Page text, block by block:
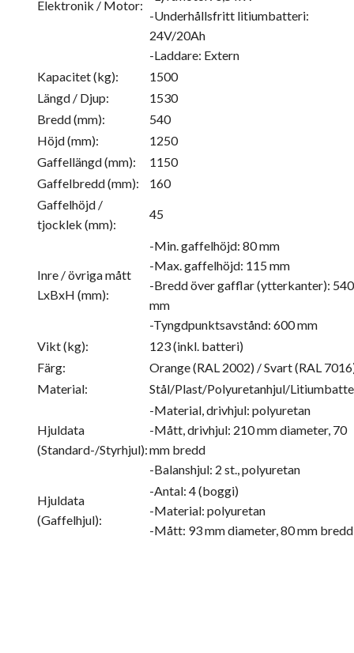
Elektronik / Motor:
-Underhållsfritt litiumbatteri:
24V/20Ah
-Laddare: Extern
Kapacitet (kg):
1500
Längd / Djup:
1530
Bredd (mm):
540
Höjd (mm):
1250
Gaffellängd (mm):
1150
Gaffelbredd (mm):
160
Gaffelhöjd /
tjocklek (mm):
45
Inre / övriga mått
LxBxH (mm):
-Min. gaffelhöjd: 80 mm
-Max. gaffelhöjd: 115 mm
-Bredd över gafflar (ytterkanter): 540
mm
-Tyngdpunktsavstånd: 600 mm
Vikt (kg):
123 (inkl. batteri)
Färg:
Orange (RAL 2002) / Svart (RAL
Material:
Stål/Plast/Polyuretanhjul/
Hjuldata
(Standard-/Styrhjul):
-Material, drivhjul: polyuretan
-Mått, drivhjul: 210 mm diameter, 70
mm bredd
-Balanshjul: 2 st., polyuretan
Hjuldata
(Gaffelhjul):
-Antal: 4 (boggi)
-Material: polyuretan
-Mått: 93 mm diameter, 80 mm bredd